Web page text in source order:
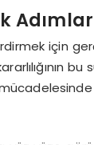
Adımlar
için